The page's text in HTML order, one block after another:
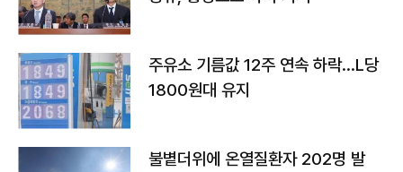
주유소 기름값 12주 연속 하락…L당
1800원대 유지
불볕더위에 온열질환자 202명 발